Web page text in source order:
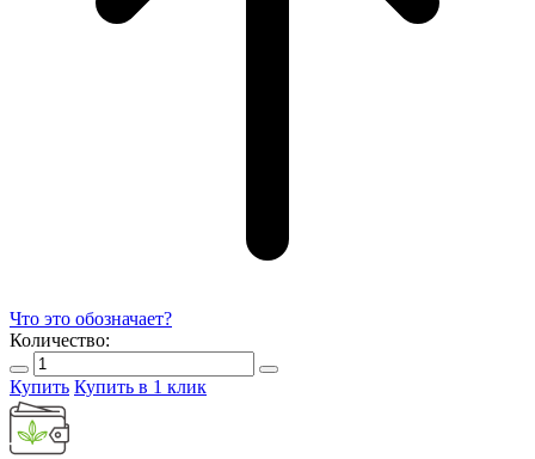
Что это обозначает?
Количество:
Купить Купить в 1 клик